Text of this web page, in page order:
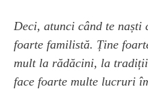
Deci, atunci când te naști
foarte familistă. Ține
mult la rădăcini, la
face foarte multe lucruri